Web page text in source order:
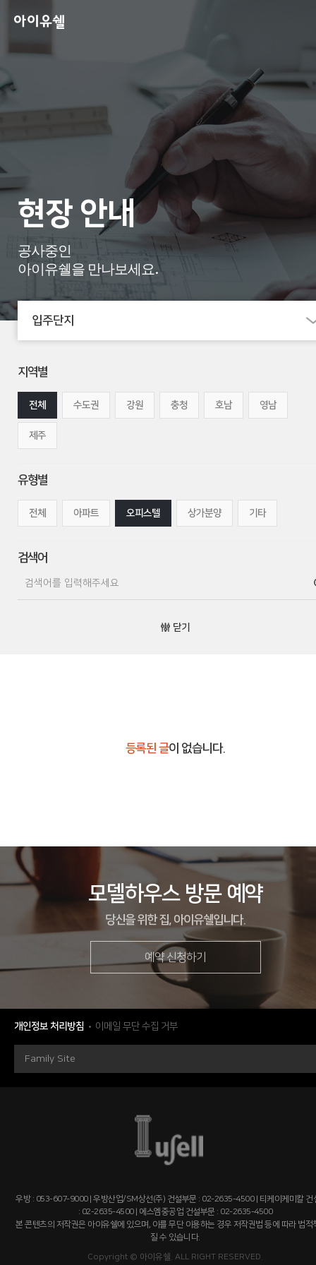
현장 안내
공사중인
아이유쉘을 만나보세요.
입주단지
지역별
전체 수도권 강원 충청 호남 영남
제주
유형별
전체 아파트 오피스텔 상가분양 기타
검색어
닫기
등록된 글이 없습니다.
모델하우스 방문 예약
당신을 위한 집, 아이유쉘입니다.
예약 신청하기
개인정보 처리방침 이메일 무단 수집 거부
Family Site
우방 : 053-607-9000 | 우방산업/SM상선(주) 건설부문 : 02-2635-4500 | 티케이케미칼 건
: 02-2635-4500 | 에스엠중공업 건설부문 : 02-2635-4500
본 콘텐츠의 저작권은 아이유쉘에 있으며, 이를 무단 이용하는 경우 저작권법 등에 따라 법적
질 수 있습니다.
Copyright © 아이유쉘. ALL RIGHT RESERVED.